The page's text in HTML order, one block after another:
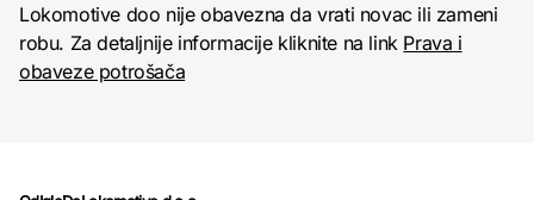
Lokomotive doo nije obavezna da vrati novac ili zameni
robu. Za detaljnije informacije kliknite na link Prava i
obaveze potrošača